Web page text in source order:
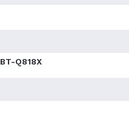
BT-Q818X